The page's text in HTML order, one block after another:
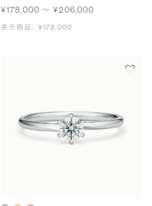
¥178,000 〜 ¥206,000
表示商品： ¥178,000